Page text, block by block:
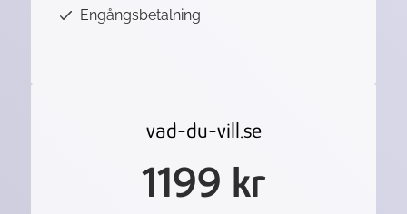
Engångsbetalning
vad-du-vill.se
1199 kr